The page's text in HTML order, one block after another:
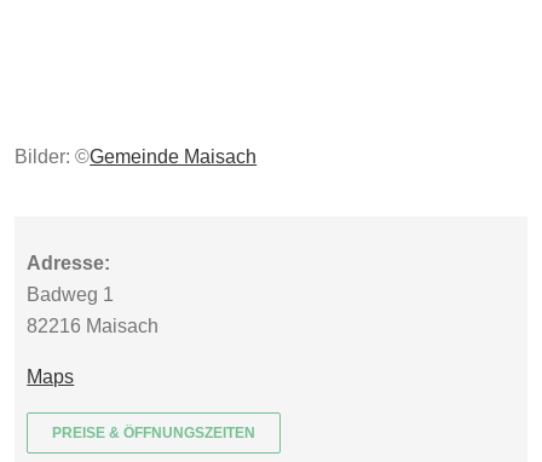
Bilder: ©Gemeinde Maisach
Adresse:
Badweg 1
82216 Maisach
Maps
PREISE & ÖFFNUNGSZEITEN